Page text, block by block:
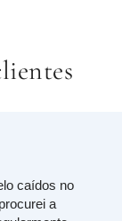
caídos no
a